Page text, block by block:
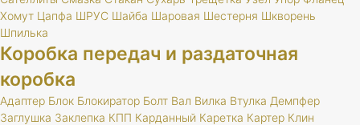
Хомут Цапфа ШРУС Шайба Шаровая Шестерня Шкворень
Шпилька
Коробка передач и раздаточная
коробка
Адаптер Блок Блокиратор Болт Вал Вилка Втулка Демпфер
Заглушка Заклепка КПП Карданный Каретка Картер Клин